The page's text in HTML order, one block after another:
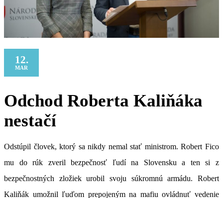
12.
MAR
Odchod Roberta Kaliňáka
nestačí
Odstúpil človek, ktorý sa nikdy nemal stať ministrom. Robert Fico
mu do rúk zveril bezpečnosť ľudí na Slovensku a ten si z
bezpečnostných zložiek urobil svoju súkromnú armádu. Robert
Kaliňák umožnil ľuďom prepojeným na mafiu ovládnuť vedenie